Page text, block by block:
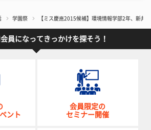
学園祭 【ミス慶應2015候補】環境情報学部2年、新井
員になってきっかけを探そう！
ント
会員限定の
セミナー開催